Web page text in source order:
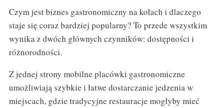
Czym jest biznes gastronomiczny na kołach i dlaczego
staje się coraz bardziej popularny? To przede wszystkim
wynika z dwóch głównych czynników: dostępności i
różnorodności.
Z jednej strony mobilne placówki gastronomiczne
umożliwiają szybkie i łatwe dostarczanie jedzenia w
miejscach, gdzie tradycyjne restauracje mogłyby mieć